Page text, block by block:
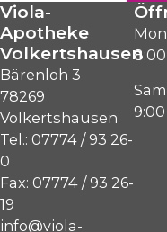
Viola-
Apotheke
Volkertshausen
Bärenloh 3
78269
Volkertshausen
Tel.: 07774 / 93 26-
0
Fax: 07774 / 93 26-
19
info@viola-